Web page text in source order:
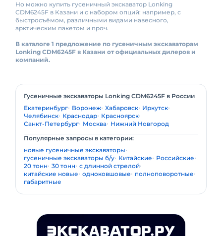
Но можно купить гусеничный экскаватор Lonking
CDM6245F в Казани и с набором опций: например, с
быстросъёмом, различными видами навесного,
арктическим пакетом и проч.
В каталоге 1 предложение по гусеничным экскаваторам
Lonking CDM6245F в Казани от официальных дилеров и
компаний.
Гусеничные экскаваторы Lonking CDM6245F в России
Екатеринбург Воронеж Хабаровск Иркутск
Челябинск Краснодар Красноярск
Санкт-Петербург Москва Нижний Новгород
Популярные запросы в категории:
новые гусеничные экскаваторы
гусеничные экскаваторы б/у Китайские
Российские
20 тонн 30 тонн с длинной стрелой
китайские новые одноковшовые
полноповоротные
габаритные